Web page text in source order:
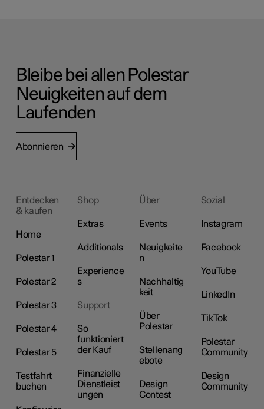
Bleibe bei allen Polestar
Neuigkeiten auf dem
Laufenden
Abonnieren
Entdecken
& kaufen
Home
Polestar 1
Polestar 2
Polestar 3
Polestar 4
Polestar 5
Testfahrt
buchen
Shop
Extras
Additionals
Experience
s
Support
So
funktioniert
der Kauf
Finanzielle
Dienstleist
ungen
Über
Events
Neuigkeite
n
Nachhaltig
keit
Über
Polestar
Stellenang
ebote
Design
Contest
Sozial
Instagram
Facebook
YouTube
LinkedIn
TikTok
Polestar
Community
Design
Community